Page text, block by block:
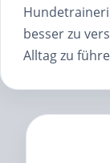
besser zu
Alltag zu